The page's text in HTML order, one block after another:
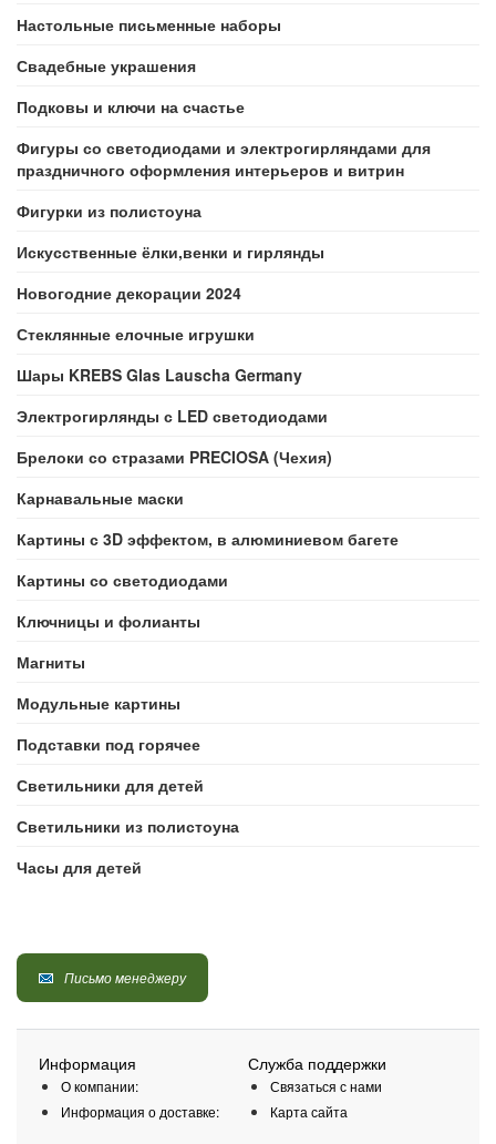
Настольные письменные наборы
Свадебные украшения
Подковы и ключи на счастье
Фигуры со светодиодами и электрогирляндами для
праздничного оформления интерьеров и витрин
Фигурки из полистоуна
Искусственные ёлки,венки и гирлянды
Новогодние декорации 2024
Стеклянные елочные игрушки
Шары KREBS Glas Lauscha Germany
Электрогирлянды с LED светодиодами
Брелоки со стразами PRECIOSA (Чехия)
Карнавальные маски
Картины с 3D эффектом, в алюминиевом багете
Картины со светодиодами
Ключницы и фолианты
Магниты
Модульные картины
Подставки под горячее
Светильники для детей
Светильники из полистоуна
Часы для детей
Письмо менеджеру
Информация
О компании:
Информация о доставке:
Служба поддержки
Связаться с нами
Карта сайта